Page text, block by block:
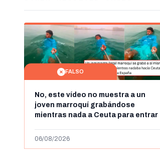
FALSO
No, este vídeo no muestra a un
joven marroquí grabándose
mientras nada a Ceuta para entrar
más de 450km de Ceuta y el autor lo
06/08/2026